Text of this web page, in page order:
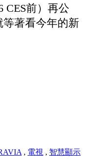
CES前）再公
著看今年的新
, 電視 , 智慧顯示